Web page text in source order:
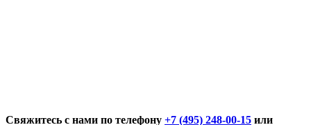
Свяжитесь с нами по телефону +7 (495) 248-00-15 или